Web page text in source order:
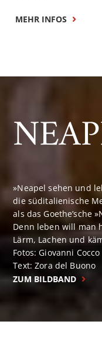
MEHR INFOS
»Neapel sehen und
die süditalienische
als das Goethe’sche
Denn leben will man
Lärm, Lachen und
Fotos: Giovanni Cocco
Text: Zora del Buono
ZUM BILDBAND